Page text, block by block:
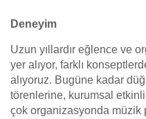
Deneyim
Uzun yıllardır eğlence ve
yer alıyor, farklı
alıyoruz. Bugüne kadar
törenlerine, kurumsal
çok organizasyonda müzik